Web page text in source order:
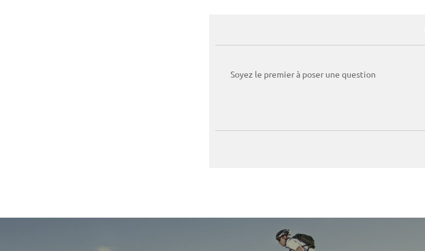
Soyez le premier à poser une question